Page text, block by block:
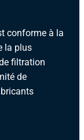
conforme à la
la plus
filtration
de